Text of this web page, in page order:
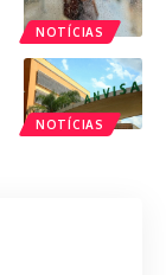
NOTÍCIAS
NOTÍCIAS